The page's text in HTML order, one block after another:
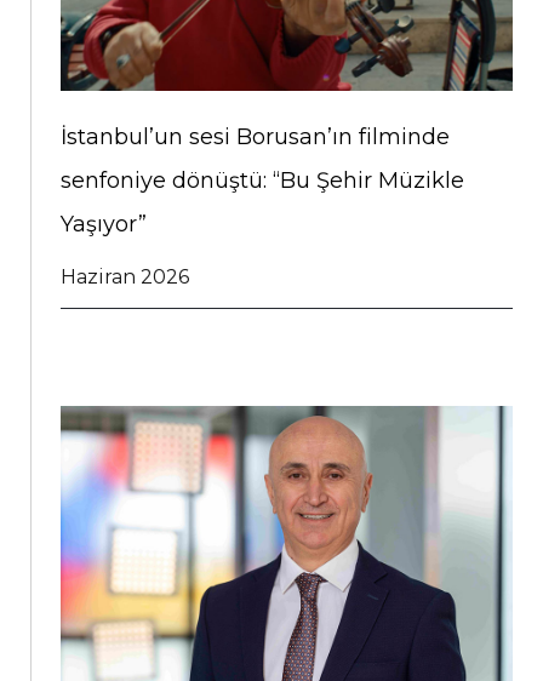
İstanbul’un sesi Borusan’ın filminde
senfoniye dönüştü: “Bu Şehir Müzikle
Yaşıyor”
Haziran 2026